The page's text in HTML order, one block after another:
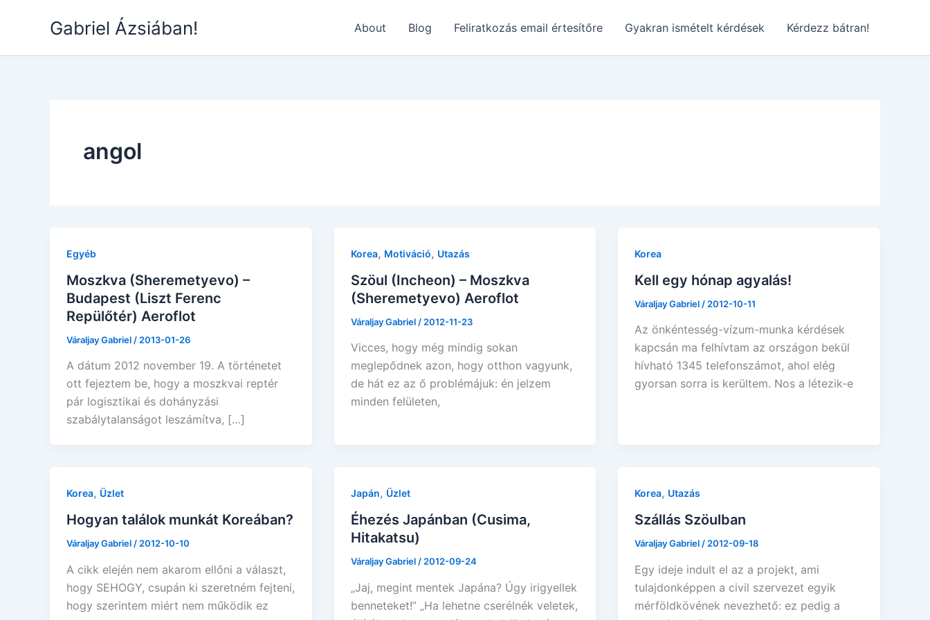
Gabriel Ázsiában! About Blog Feliratkozás email értesítőre Gyakran ismételt kérdések Kérdezz bátran!
angol
Egyéb
Moszkva (Sheremetyevo) –
Budapest (Liszt Ferenc
Repülőtér) Aeroflot
Váraljay Gabriel / 2013-01-26
A dátum 2012 november 19. A történetet
ott fejeztem be, hogy a moszkvai reptér
pár logisztikai és dohányzási
szabálytalanságot leszámítva, […]
Korea, Motiváció, Utazás
Szöul (Incheon) – Moszkva
(Sheremetyevo) Aeroflot
Váraljay Gabriel / 2012-11-23
Vicces, hogy még mindig sokan
meglepődnek azon, hogy otthon vagyunk,
de hát ez az ő problémájuk: én jelzem
minden felületen,
Korea
Kell egy hónap agyalás!
Váraljay Gabriel / 2012-10-11
Az önkéntesség-vízum-munka kérdések
kapcsán ma felhívtam az országon bekül
hívható 1345 telefonszámot, ahol elég
gyorsan sorra is kerültem. Nos a létezik-e
Korea, Üzlet
Hogyan találok munkát Koreában?
Váraljay Gabriel / 2012-10-10
A cikk elején nem akarom ellőni a választ,
hogy SEHOGY, csupán ki szeretném fejteni,
hogy szerintem miért nem működik ez
Japán, Üzlet
Éhezés Japánban (Cusima,
Hitakatsu)
Váraljay Gabriel / 2012-09-24
„Jaj, megint mentek Japána? Úgy irigyellek
benneteket!” „Ha lehetne cserélnék veletek,
Korea, Utazás
Szállás Szöulban
Váraljay Gabriel / 2012-09-18
Egy ideje indult el az a projekt, ami
tulajdonképpen a civil szervezet egyik
mérföldkövének nevezhető: ez pedig a